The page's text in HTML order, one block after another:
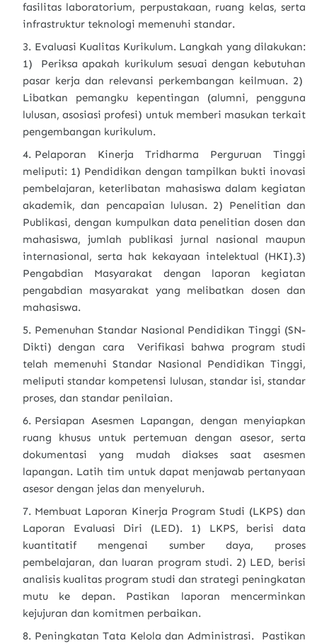
fasilitas laboratorium, perpustakaan, ruang kelas, serta
infrastruktur teknologi memenuhi standar.
Evaluasi Kualitas Kurikulum. Langkah yang dilakukan:
1) Periksa apakah kurikulum sesuai dengan kebutuhan
pasar kerja dan relevansi perkembangan keilmuan. 2)
Libatkan pemangku kepentingan (alumni, pengguna
lulusan, asosiasi profesi) untuk memberi masukan terkait
pengembangan kurikulum.
Pelaporan Kinerja Tridharma Perguruan Tinggi
meliputi: 1) Pendidikan dengan tampilkan bukti inovasi
pembelajaran, keterlibatan mahasiswa dalam kegiatan
akademik, dan pencapaian lulusan. 2) Penelitian dan
Publikasi, dengan kumpulkan data penelitian dosen dan
mahasiswa, jumlah publikasi jurnal nasional maupun
internasional, serta hak kekayaan intelektual (HKI).3)
Pengabdian Masyarakat dengan laporan kegiatan
pengabdian masyarakat yang melibatkan dosen dan
mahasiswa.
Pemenuhan Standar Nasional Pendidikan Tinggi (SN-
Dikti) dengan cara Verifikasi bahwa program studi
telah memenuhi Standar Nasional Pendidikan Tinggi,
meliputi standar kompetensi lulusan, standar isi, standar
proses, dan standar penilaian.
Persiapan Asesmen Lapangan, dengan menyiapkan
ruang khusus untuk pertemuan dengan asesor, serta
dokumentasi yang mudah diakses saat asesmen
lapangan. Latih tim untuk dapat menjawab pertanyaan
asesor dengan jelas dan menyeluruh.
Membuat Laporan Kinerja Program Studi (LKPS) dan
Laporan Evaluasi Diri (LED). 1) LKPS, berisi data
kuantitatif mengenai sumber daya, proses
pembelajaran, dan luaran program studi. 2) LED, berisi
analisis kualitas program studi dan strategi peningkatan
mutu ke depan. Pastikan laporan mencerminkan
kejujuran dan komitmen perbaikan.
Peningkatan Tata Kelola dan Administrasi. Pastikan